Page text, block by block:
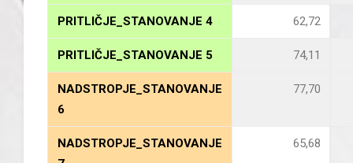
PRITLIČJE_STANOVANJE 4 62,72
PRITLIČJE_STANOVANJE 5 74,11
NADSTROPJE_STANOVANJE
6
77,70
NADSTROPJE_STANOVANJE
65,68